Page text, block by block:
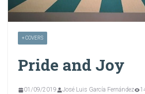
+ COVERS
Pride and Joy
01/09/2019 José Luis García Fernández